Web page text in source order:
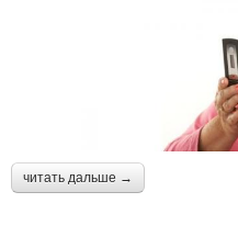
читать дальше →